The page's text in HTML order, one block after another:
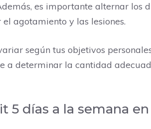
es importante alternar los
agotamiento y las lesiones.
según tus objetivos
a determinar la cantidad
5 días a la semana